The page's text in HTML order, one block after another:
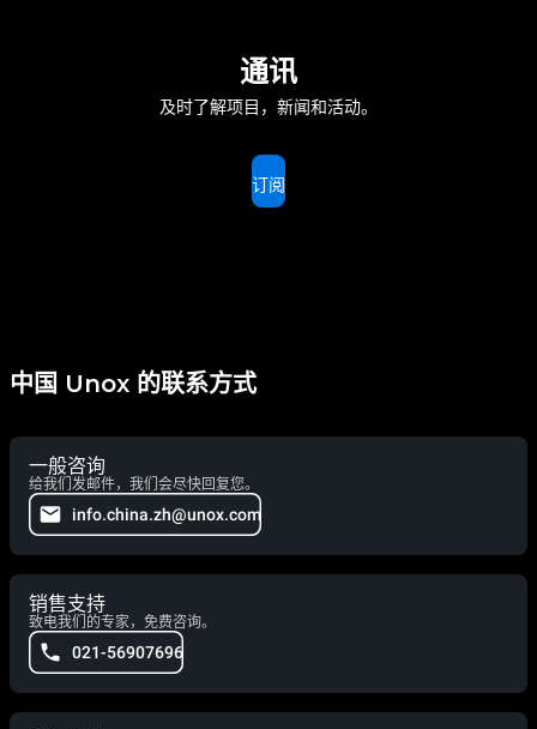
通讯
及时了解项目，新闻和活动。
订阅
中国 Unox 的联系方式
一般咨询
给我们发邮件，我们会尽快回复您。
info.china.zh@unox.com
销售支持
致电我们的专家，免费咨询。
021-56907696